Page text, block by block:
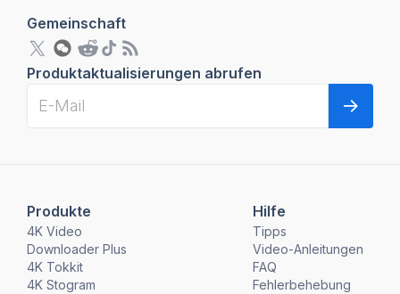
Produkte
4K Video
Downloader Plus
4K Tokkit
4K Stogram
Hilfe
Tipps
Video-Anleitungen
FAQ
Fehlerbehebung
Gemeinschaft
Produktaktualisierungen abrufen